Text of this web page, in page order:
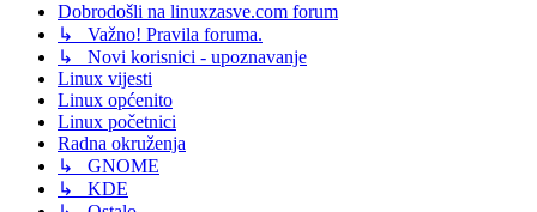
Dobrodošli na linuxzasve.com forum
↳ Važno! Pravila foruma.
↳ Novi korisnici - upoznavanje
Linux vijesti
Linux općenito
Linux početnici
Radna okruženja
↳ GNOME
↳ KDE